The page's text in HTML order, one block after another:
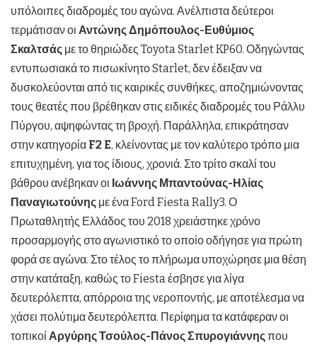
υπόλοιπες διαδρομές του αγώνα. Ανέλπιστα δεύτεροι
τερμάτισαν οι Αντώνης Δημόπουλος-Ευθύμιος
Σκαλτσάς με το θηριώδες Toyota Starlet KP60. Οδηγώντας
εντυπωσιακά το πισωκίνητο Starlet, δεν έδειξαν να
δυσκολεύονται από τις καιρικές συνθήκες, αποζημιώνοντας
τους θεατές που βρέθηκαν στις ειδικές διαδρομές του Ράλλυ
Πύργου, αψηφώντας τη βροχή. Παράλληλα, επικράτησαν
στην κατηγορία F2 E, κλείνοντας με τον καλύτερο τρόπο μια
επιτυχημένη, για τος ίδιους, χρονιά. Στο τρίτο σκαλί του
βάθρου ανέβηκαν οι Ιωάννης Μπαντούνας-Ηλίας
Παναγιωτούνης με ένα Ford Fiesta Rally3. Ο
Πρωταθλητής Ελλάδος του 2018 χρειάστηκε χρόνο
προσαρμογής στο αγωνιστικό το οποίο οδήγησε για πρώτη
φορά σε αγώνα. Στο τέλος το πλήρωμα υποχώρησε μια θέση
στην κατάταξη, καθώς το Fiesta έσβησε για λίγα
δευτερόλεπτα, απόρροια της νεροποντής, με αποτέλεσμα να
χάσει πολύτιμα δευτερόλεπτα. Περίφημα τα κατάφεραν οι
τοπικοίΑργύρης Τσούλος-Πάνος Σπυρογιάννηςπου